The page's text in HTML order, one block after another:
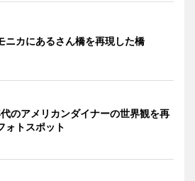
ニカにあるさん橋を再現した橋
のアメリカンダイナーの世界観を再
ォトスポット